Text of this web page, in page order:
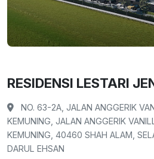
RESIDENSI LESTARI
NO. 63-2A, JALAN ANGGERIK
KEMUNING, JALAN ANGGERIK
KEMUNING, 40460 SHAH ALAM,
DARUL EHSAN